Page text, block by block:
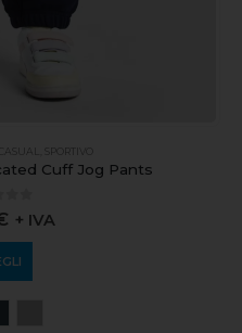
CASUAL SPORTIVO
Cuff Jog Pants
of 5
+ IVA